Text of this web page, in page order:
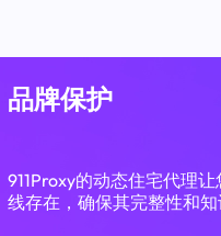
品牌保护
911Proxy的动态住宅代理
线存在，确保其完整性和知